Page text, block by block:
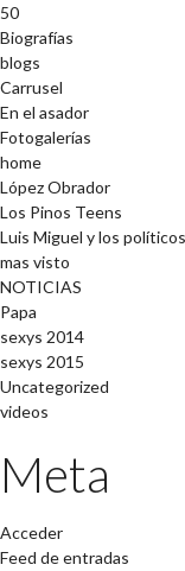
50
Biografías
blogs
Carrusel
En el asador
Fotogalerías
home
López Obrador
Los Pinos Teens
Luis Miguel y los políticos
mas visto
NOTICIAS
Papa
sexys 2014
sexys 2015
Uncategorized
videos
Meta
Acceder
Feed de entradas